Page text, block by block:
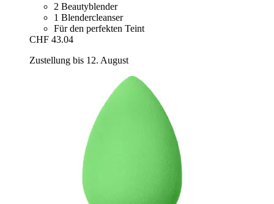
2 Beautyblender
1 Blendercleanser
Für den perfekten Teint
CHF 43.04
Zustellung bis 12. August